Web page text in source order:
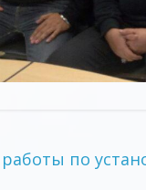
по